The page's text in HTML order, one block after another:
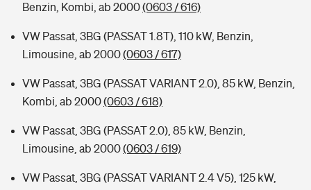
Benzin, Kombi, ab 2000(0603 / 616)
VW Passat, 3BG (PASSAT 1.8T), 110 kW, Benzin,
Limousine, ab 2000(0603 / 617)
VW Passat, 3BG (PASSAT VARIANT 2.0), 85 kW, Benzin,
Kombi, ab 2000(0603 / 618)
VW Passat, 3BG (PASSAT 2.0), 85 kW, Benzin,
Limousine, ab 2000(0603 / 619)
VW Passat, 3BG (PASSAT VARIANT 2.4 V5), 125 kW,